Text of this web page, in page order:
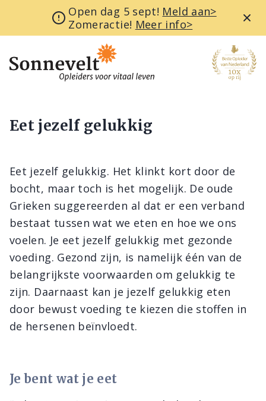
Open dag 5 sept! Meld aan>
Zomeractie! Meer info>
Eet jezelf gelukkig
Eet jezelf gelukkig. Het klinkt kort door de
bocht, maar toch is het mogelijk. De oude
Grieken suggereerden al dat er een verband
bestaat tussen wat we eten en hoe we ons
voelen. Je eet jezelf gelukkig met gezonde
voeding. Gezond zijn, is namelijk één van de
belangrijkste voorwaarden om gelukkig te
zijn. Daarnaast kan je jezelf gelukkig eten
door bewust voeding te kiezen die stoffen in
de hersenen beïnvloedt.
Je bent wat je eet